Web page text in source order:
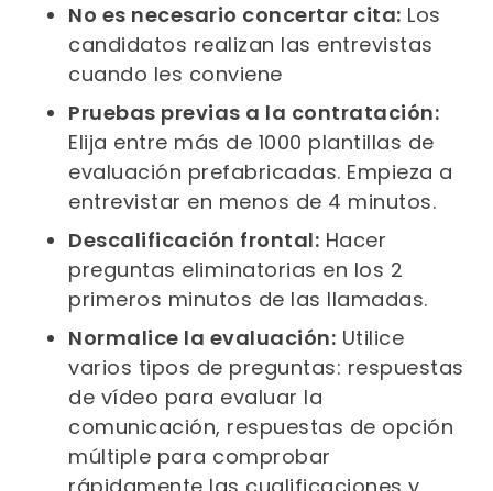
No es necesario concertar cita: Los
candidatos realizan las entrevistas
cuando les conviene
Pruebas previas a la contratación:
Elija entre más de 1000 plantillas de
evaluación prefabricadas. Empieza a
entrevistar en menos de 4 minutos.
Descalificación frontal: Hacer
preguntas eliminatorias en los 2
primeros minutos de las llamadas.
Normalice la evaluación: Utilice
varios tipos de preguntas: respuestas
de vídeo para evaluar la
comunicación, respuestas de opción
múltiple para comprobar